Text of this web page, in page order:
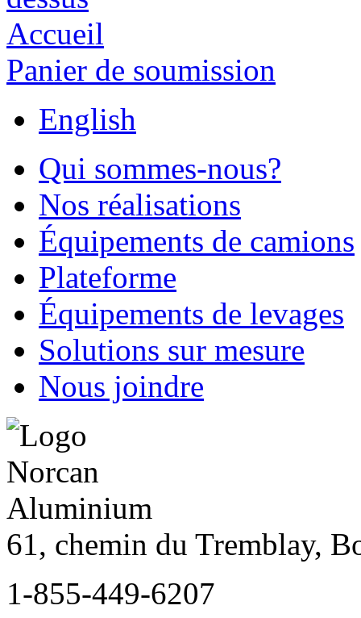
Accueil
Panier de soumission
English
Qui sommes-nous?
Nos réalisations
Équipements de camions
Plateforme
Équipements de levages
Solutions sur mesure
Nous joindre
61, chemin du Tremblay,
1-855-449-6207